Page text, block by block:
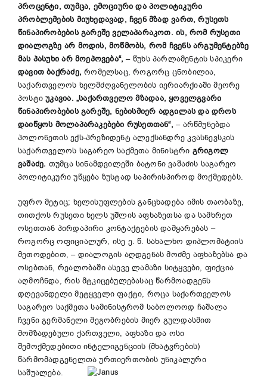
პროცენტი, თუმცა, ემოციური და პოლიტიკური
პრობლემების მიუხედავად, ჩვენ მზად ვართ, რუსეთს
წინაპირობების გარეშე ველაპარაკოთ. ის, რომ რუსეთი
დიალოგზე არ მოდის, მოწმობს, რომ ჩვენს არგუმენტებზე
მას პასუხი არ მოეპოვება“, – წუხს პარლამენტის სპიკერი
დავით ბაქრაძე,რომელსაც, როგორც ცნობილია,
საქართველოს ხელმძღვანელობის იერიარქიაში მეორე
პოსტიუკავია. „საქართველო მზადაა, ყოველგვარი
წინაპირობების გარეშე, ნებისმიერ ადგილას და დროს
დაიწყოს მოლაპარაკებები რუსეთთან“,– არწმუნებდა
პოლონეთის ექს-პრეზიდენტ ალექსანდრე კვასნევსკის
საქართველოს საგარეო საქმეთა მინისტრი გრიგოლ
ვაშაძე. თუმცა სინამდვილეში ბატონი ვაშაძის საგარეო
პოლიტიკური უწყება ზუსტად საპირისპიროდ მოქმედებს.
უფრო მეტიც; ხელისუფლების განცხადება იმის თაობაზე,
თითქოს რუსეთი ხელს უშლის აფხაზეთსა და სამხრეთ
ოსეთთან პირდაპირი კონტაქტების დამყარებას –
როგორც ოფიციალურ, ისე ე. წ. სახალხო დიპლომატიის
მეთოდებით, – დიალოგის აღდგენას მოძმე აფხაზებსა და
ოსებთან, რეალობაში ასევე ლამაზი სიტყვები, ფიქცია
აღმოჩნდა, რის მტკიცებულებასაც წარმოადგენს
დღევანდელი მეტყველი ფაქტი, როცა საქართველოს
საგარეო საქმეთა სამინისტრომ საბოლოოდ ჩაშალა
ჩვენი გერმანელი მეგობრების მიერ გულდასმით
მომზადებული ქართველი, აფხაზი და ოსი
შემოქმედებითი ინტელიგენციის (მხატვრების)
წარმომადგენელთა ურთიერთობის უნიკალური
საშუალება.